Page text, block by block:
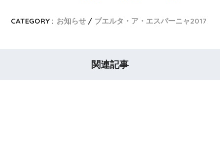
CATEGORY : お知らせ ブエルタ・ア・エスパーニャ2017
関連記事